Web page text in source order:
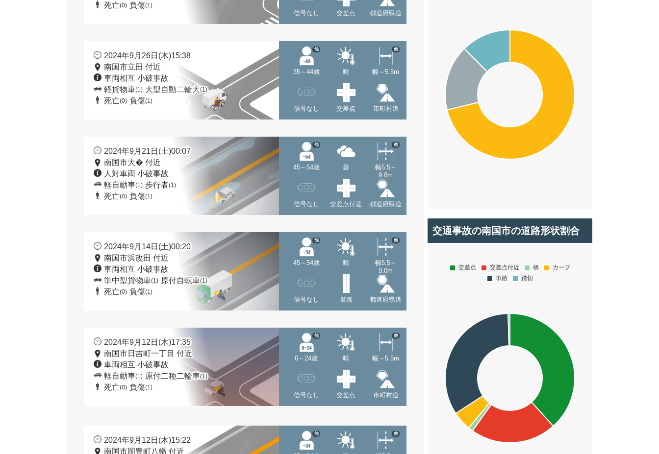
死亡(0) 負傷(1)
信号なし 交差点 都道府県道
2024年9月26日(木)15:38
南国市立田 付近
車両相互 小破事故
軽貨物車(1) 大型自動二輪大(1)
死亡(0) 負傷(1)
35～44歳
他
晴 幅～5.5m
他
信号なし 交差点 市町村道
2024年9月21日(土)00:07
南国市大� 付近
人対車両 小破事故
軽自動車(1) 歩行者(1)
死亡(0) 負傷(1)
45～54歳
他
曇
幅5.5～
9.0m
他
信号なし 交差点付近 都道府県道
2024年9月14日(土)00:20
南国市浜改田 付近
車両相互 小破事故
準中型貨物車(1) 原付自転車(1)
死亡(0) 負傷(1)
45～54歳
他
晴
幅5.5～
9.0m
他
信号なし 単路 都道府県道
2024年9月12日(木)17:35
南国市日吉町一丁目 付近
車両相互 小破事故
軽自動車(1) 原付二種二輪車(1)
死亡(0) 負傷(1)
0～24歳
他
晴 幅～5.5m
他
信号なし 交差点 市町村道
2024年9月12日(木)15:22
南国市岡豊町八幡 付近
他 他
交通事故の南国市の道路形状割合